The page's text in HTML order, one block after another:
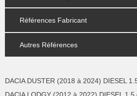
Références Fabricant
Autres Références
DACIA DUSTER (2018 à 2024) DIESEL